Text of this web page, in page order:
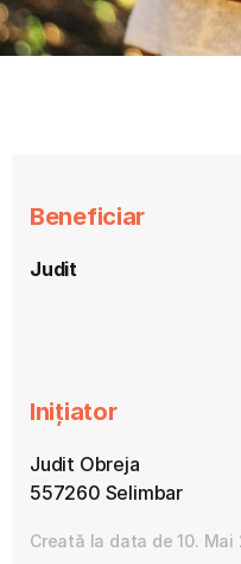
Beneficiar
Judit
Inițiator
Judit Obreja
557260 Selimbar
Creată la data de 10. Mai